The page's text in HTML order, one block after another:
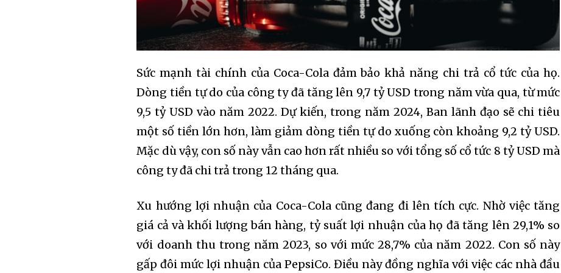
Sức mạnh tài chính của Coca-Cola đảm bảo khả năng chi trả cổ tức của họ.
Dòng tiền tự do của công ty đã tăng lên 9,7 tỷ USD trong năm vừa qua, từ mức
9,5 tỷ USD vào năm 2022. Dự kiến, trong năm 2024, Ban lãnh đạo sẽ chi tiêu
một số tiền lớn hơn, làm giảm dòng tiền tự do xuống còn khoảng 9,2 tỷ USD.
Mặc dù vậy, con số này vẫn cao hơn rất nhiều so với tổng số cổ tức 8 tỷ USD mà
công ty đã chi trả trong 12 tháng qua.
Xu hướng lợi nhuận của Coca-Cola cũng đang đi lên tích cực. Nhờ việc tăng
giá cả và khối lượng bán hàng, tỷ suất lợi nhuận của họ đã tăng lên 29,1% so
với doanh thu trong năm 2023, so với mức 28,7% của năm 2022. Con số này
gấp đôi mức lợi nhuận của PepsiCo. Điều này đồng nghĩa với việc các nhà đầu